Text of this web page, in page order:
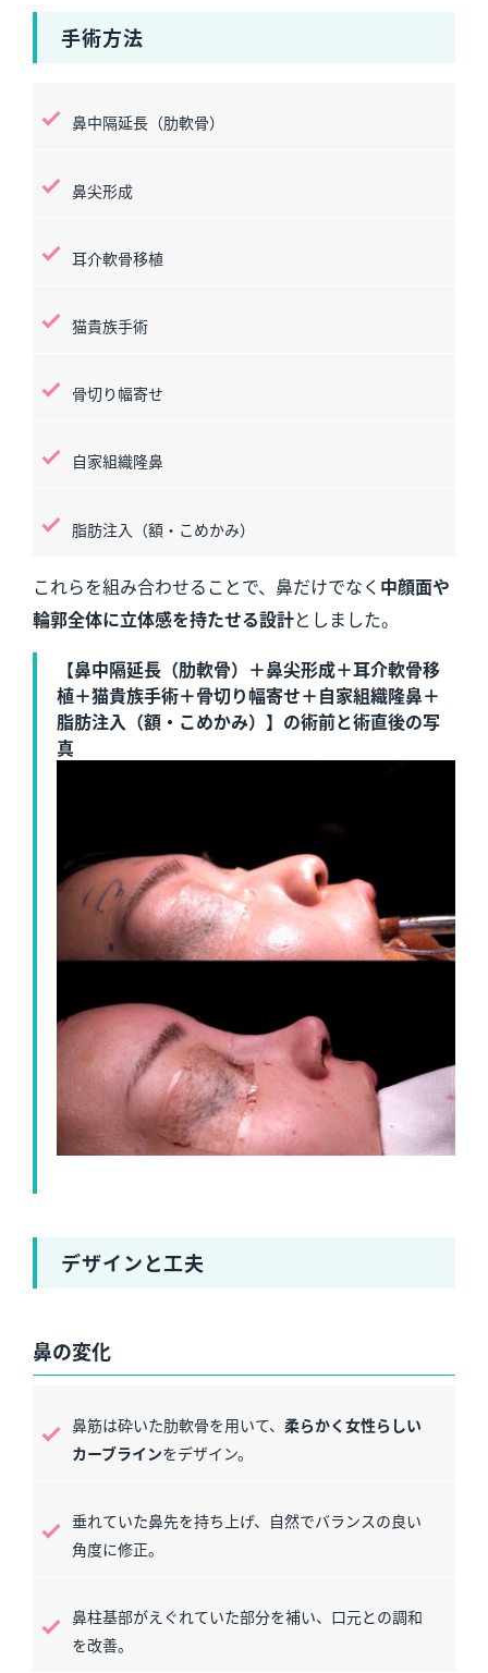
手術方法
鼻中隔延長（肋軟骨）
鼻尖形成
耳介軟骨移植
猫貴族手術
骨切り幅寄せ
自家組織隆鼻
脂肪注入（額・こめかみ）
これらを組み合わせることで、鼻だけでなく 中顔面や
輪郭全体に立体感を持たせる設計としました。
【鼻中隔延長（肋軟骨）＋鼻尖形成＋耳介軟骨移
植＋猫貴族手術＋骨切り幅寄せ＋自家組織隆鼻＋
脂肪注入（額・こめかみ）】の術前と術直後の写
真
デザインと工夫
鼻の変化
鼻筋は砕いた肋軟骨を用いて、 柔らかく女性らしい
カーブラインをデザイン。
垂れていた鼻先を持ち上げ、自然でバランスの良い
角度に修正。
鼻柱基部がえぐれていた部分を補い、口元との調和
を改善。